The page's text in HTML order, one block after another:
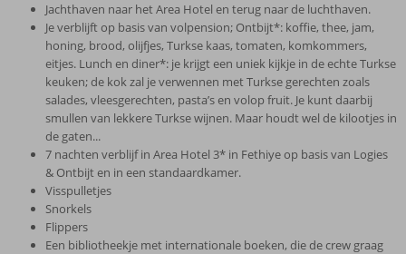
Jachthaven naar het Area Hotel en terug naar de luchthaven.
Je verblijft op basis van volpension; Ontbijt*: koffie, thee, jam,
honing, brood, olijfjes, Turkse kaas, tomaten, komkommers,
eitjes. Lunch en diner*: je krijgt een uniek kijkje in de echte Turkse
keuken; de kok zal je verwennen met Turkse gerechten zoals
salades, vleesgerechten, pasta’s en volop fruit. Je kunt daarbij
smullen van lekkere Turkse wijnen. Maar houdt wel de kilootjes in
de gaten...
7 nachten verblijf in Area Hotel 3* in Fethiye op basis van Logies
& Ontbijt en in een standaardkamer.
Visspulletjes
Snorkels
Flippers
Een bibliotheekje met internationale boeken, die de crew graag